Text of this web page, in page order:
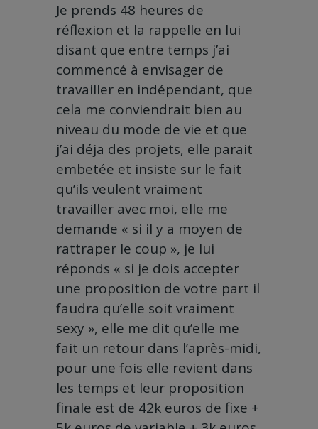
Je prends 48 heures de
réflexion et la rappelle en lui
disant que entre temps j’ai
commencé à envisager de
travailler en indépendant, que
cela me conviendrait bien au
niveau du mode de vie et que
j’ai déja des projets, elle parait
embetée et insiste sur le fait
qu’ils veulent vraiment
travailler avec moi, elle me
demande « si il y a moyen de
rattraper le coup », je lui
réponds « si je dois accepter
une proposition de votre part il
faudra qu’elle soit vraiment
sexy », elle me dit qu’elle me
fait un retour dans l’après-midi,
pour une fois elle revient dans
les temps et leur proposition
finale est de 42k euros de fixe +